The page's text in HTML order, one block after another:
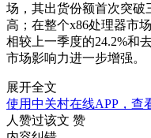
场，其出货份额首次突破
高；在整个x86处理器市
相较上一季度的24.2%和
市场影响力进一步增强。
展开全文
使用中关村在线APP，查
人赞过该文 赞